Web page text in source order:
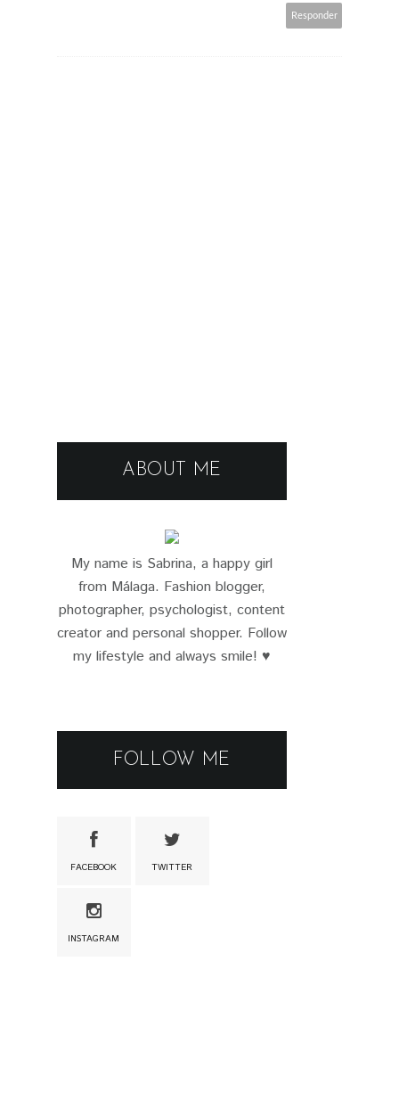
Responder
ABOUT ME
My name is Sabrina, a happy girl
from Málaga. Fashion blogger,
photographer, psychologist, content
creator and personal shopper. Follow
my lifestyle and always smile! ♥
FOLLOW ME
FACEBOOK TWITTER
INSTAGRAM